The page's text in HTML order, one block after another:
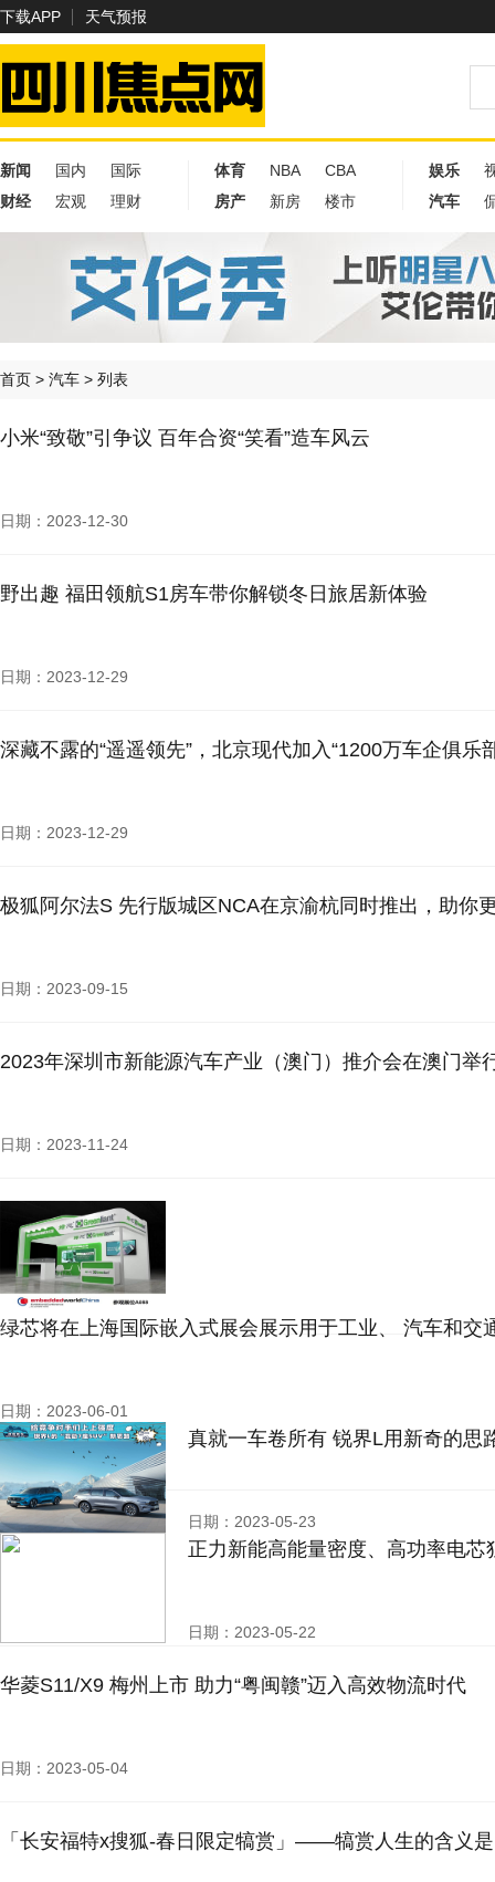
下载APP 天气预报
新闻 国内
国际
财经
宏观 理财
体育 NBA
CBA
房产
新房 楼市
娱乐
汽车
首页 > 汽车 > 列表
小米“致敬”引争议 百年合资“笑看”造车风云
日期：2023-12-30
野出趣 福田领航S1房车带你解锁冬日旅居新体验
日期：2023-12-29
深藏不露的“遥遥领先”，北京现代加入“1200万车企俱乐
日期：2023-12-29
极狐阿尔法S 先行版城区NCA在京渝杭同时推出，助你
日期：2023-09-15
2023年深圳市新能源汽车产业（澳门）推介会在澳门举
日期：2023-11-24
绿芯将在上海国际嵌入式展会展示用于工业、 汽车和交
日期：2023-06-01
真就一车卷所有 锐界L用新奇的思
日期：2023-05-23
正力新能高能量密度、高功率电芯
日期：2023-05-22
华菱S11/X9 梅州上市 助力“粤闽赣”迈入高效物流时代
日期：2023-05-04
「长安福特x搜狐-春日限定犒赏」——犒赏人生的含义